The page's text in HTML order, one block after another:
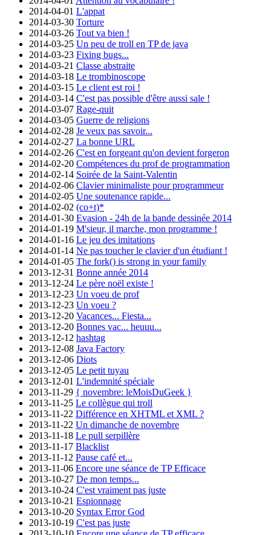
2014-04-01 L'appat
2014-03-30 Torture
2014-03-26 Tout va bien !
2014-03-25 Un peu de troll en TP de java
2014-03-23 Fixing bugs...
2014-03-21 Classe abstraite
2014-03-18 Le trombinoscope
2014-03-15 Le client est roi !
2014-03-14 C'est pas possible d'être aussi sale !
2014-03-07 Rage-quit
2014-03-05 Guerre de religions
2014-02-28 Je veux pas savoir...
2014-02-27 La bonne URL
2014-02-26 C'est en forgeant qu'on devient forgeron
2014-02-20 Compétences du prof de programmation
2014-02-14 Soirée de la Saint-Valentin
2014-02-06 Clavier minimaliste pour programmeur
2014-02-05 Une soutenance rapide...
2014-02-02 (co+t)*
2014-01-30 Evasion - 24h de la bande dessinée 2014
2014-01-19 M'sieur, il marche, mon programme !
2014-01-16 Le jeu des imitations
2014-01-14 Ne pas toucher le clavier d'un étudiant !
2014-01-05 The fork() is strong in your family
2013-12-31 Bonne année 2014
2013-12-24 Le père noël existe !
2013-12-23 Un voeu de prof
2013-12-23 Un voeu ?
2013-12-20 Vacances... Fiesta...
2013-12-20 Bonnes vac... heuuu...
2013-12-12 hashtag
2013-12-08 Java Factory
2013-12-06 Diots
2013-12-05 Le petit tuyau
2013-12-01 L'indemnité spéciale
2013-11-29 { novembre: leMoisDuGeek }
2013-11-25 Le collègue qui troll
2013-11-22 Différence en XHTML et XML ?
2013-11-22 Un dimanche de novembre
2013-11-18 Le pull serpillère
2013-11-17 Blacklist
2013-11-12 Pause café et...
2013-11-06 Encore une séance de TP Efficace
2013-10-27 De mon temps...
2013-10-24 C'est vraiment pas juste
2013-10-21 Espionnage
2013-10-20 Syntax Error God
2013-10-19 C'est pas juste